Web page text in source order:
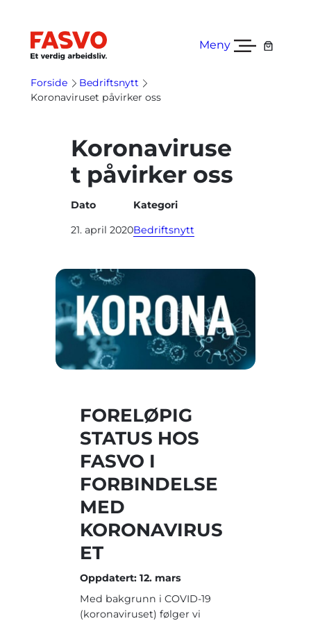
innhold
Meny
Forside
Bedriftsnytt
Koronaviruset påvirker oss
Koronaviruse
t påvirker oss
Dato
21. april 2020
Kategori
Bedriftsnytt
FORELØPIG
STATUS HOS
FASVO I
FORBINDELSE
MED
KORONAVIRUS
ET
Oppdatert: 12. mars
Med bakgrunn i COVID-19
(koronaviruset) følger vi